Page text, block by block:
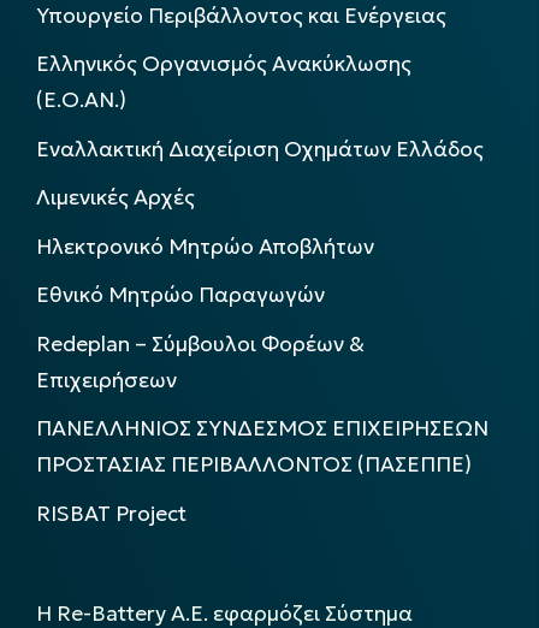
Υπουργείο Περιβάλλοντος και Ενέργειας
Ελληνικός Οργανισμός Ανακύκλωσης
(Ε.Ο.ΑΝ.)
Εναλλακτική Διαχείριση Οχημάτων Ελλάδος
Λιμενικές Αρχές
Ηλεκτρονικό Μητρώο Αποβλήτων
Εθνικό Μητρώο Παραγωγών
Redeplan – Σύμβουλοι Φορέων &
Επιχειρήσεων
ΠΑΝΕΛΛΗΝΙΟΣ ΣΥΝΔΕΣΜΟΣ ΕΠΙΧΕΙΡΗΣΕΩΝ
ΠΡΟΣΤΑΣΙΑΣ ΠΕΡΙΒΑΛΛΟΝΤΟΣ (ΠΑΣΕΠΠΕ)
RISBAT Project
Η Re-Battery Α.Ε. εφαρμόζει Σύστημα